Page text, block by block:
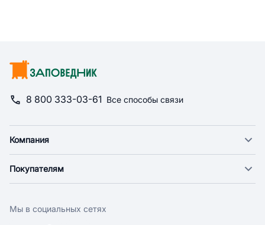
8 800 333-03-61 Все способы связи
Компания
Новости
Поставщикам
Покупателям
Оплата
Мы в социальных сетях